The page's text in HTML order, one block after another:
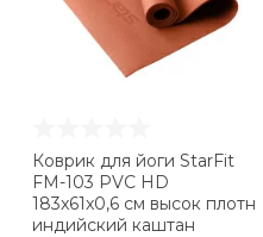
Коврик для йоги StarFit
FM-103 PVC HD
183x61x0,6 см высок плотн
индийский каштан